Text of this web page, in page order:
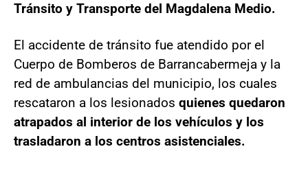
Tránsito y Transporte del Magdalena Medio.
El accidente de tránsito fue atendido por el
Cuerpo de Bomberos de Barrancabermeja y la
red de ambulancias del municipio, los cuales
rescataron a los lesionados quienes quedaron
atrapados al interior de los vehículos y los
trasladaron a los centros asistenciales.